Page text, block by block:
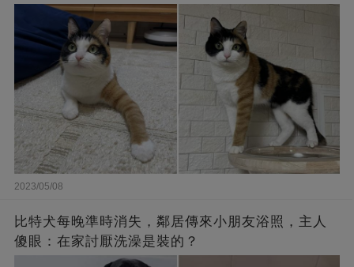
2023/05/08
比特犬每晚準時消失，鄰居傳來小朋友浴照，主人
傻眼：在家討厭洗澡是裝的？